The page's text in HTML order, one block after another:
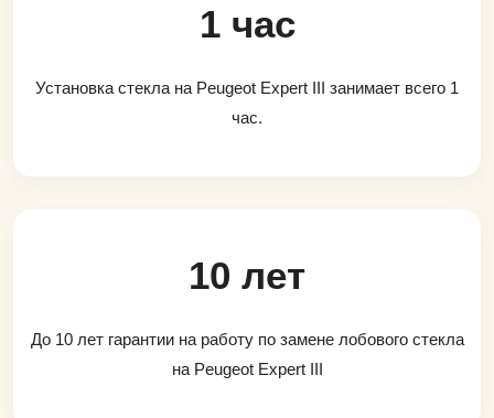
1 час
Установка стекла на Peugeot Expert III занимает всего 1
час.
10 лет
До 10 лет гарантии на работу по замене лобового стекла
на Peugeot Expert III